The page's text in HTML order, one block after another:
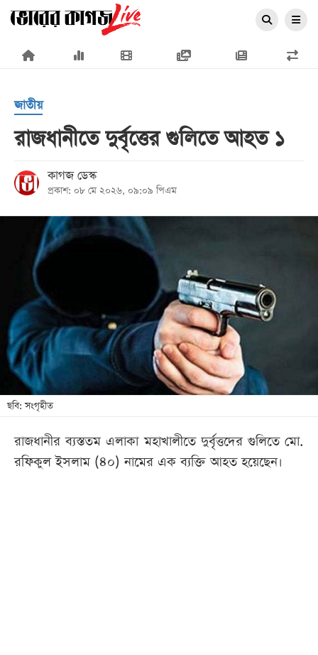
×
প্রচ্ছদ
রাজনীতি
অর্থনীতি
আন্তর্জাতিক
সারাদেশ
খেলা
বিনোদন
লাইফ
স্টাইল
তথ্যপ্রযুক্তি
জাতীয়
রাজধানীতে দুর্বৃত্তের গুলিতে আহত ১
কাগজ ডেস্ক
প্রকাশ: ০৮ মে ২০২৬, ০৯:০৯ পিএম
ছবি: সংগৃহীত
রাজধানীর ব্যস্ততম এলাকা মহাখালীতে দুর্বৃত্তদের গুলিতে মো.
রফিকুল ইসলাম (৪০) নামের এক ব্যক্তি আহত হয়েছেন।